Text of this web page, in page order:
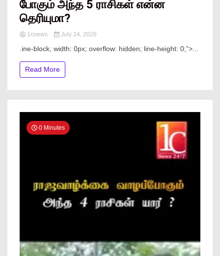
போகும் அந்த 5 ராசிகள் என்ன
தெரியுமா?
1cnews July 24, 2026
.ine-block; width: 0px; overflow: hidden; line-height: 0;”> ...
Read More
0 Minutes